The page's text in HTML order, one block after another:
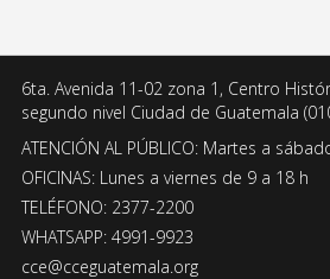
6ta. Avenida 11-02 zona 1, Centro
segundo nivel Ciudad de Guatemala
ATENCIÓN AL PÚBLICO: Martes a
OFICINAS: Lunes a viernes de 9 a 18 h
TELÉFONO: 2377-2200
WHATSAPP: 4991-9923
cce@cceguatemala.org